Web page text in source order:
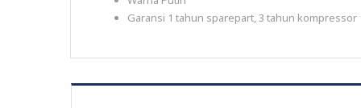
Garansi 1 tahun sparepart, 3 tahun kompressor